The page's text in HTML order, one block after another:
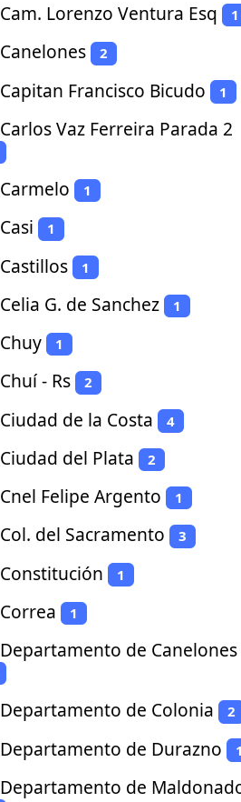
Cam. Lorenzo Ventura Esq 1
Canelones 2
Capitan Francisco Bicudo 1
Carlos Vaz Ferreira Parada 2
Carmelo 1
Casi 1
Castillos 1
Celia G. de Sanchez 1
Chuy 1
Chuí - Rs 2
Ciudad de la Costa 4
Ciudad del Plata 2
Cnel Felipe Argento 1
Col. del Sacramento 3
Constitución 1
Correa 1
Departamento de Canelones
Departamento de Colonia 2
Departamento de Durazno 1
Departamento de